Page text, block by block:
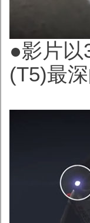
●影片以
(T5)最